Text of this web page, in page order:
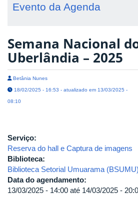
Evento da Agenda
Semana Nacional
Uberlândia – 2025
Betânia Nunes
18/02/2025 - 16:53 - atualizado em 13/03/2025 -
08:10
Serviço:
Reserva do hall e Captura de imagens
Biblioteca:
Biblioteca Setorial Umuarama (BSUMU)
Data do agendamento:
13/03/2025 - 14:00 até 14/03/2025 -